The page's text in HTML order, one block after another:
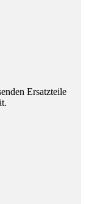
Ersatzteile